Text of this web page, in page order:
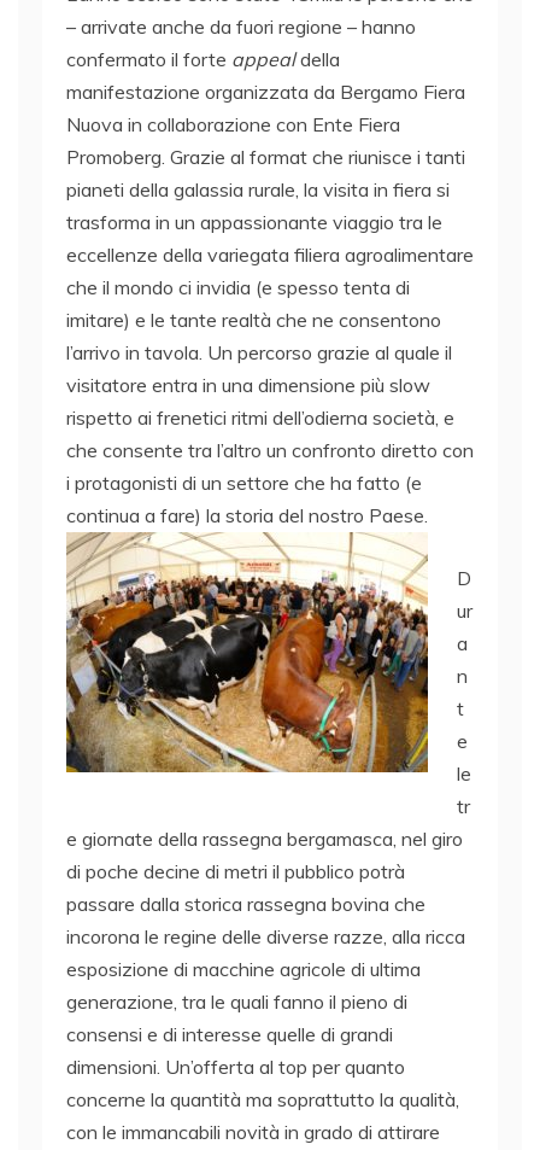
– arrivate anche da fuori regione – hanno
confermato il forte appealdella
manifestazione organizzata da Bergamo Fiera
Nuova in collaborazione con Ente Fiera
Promoberg. Grazie al format che riunisce i tanti
pianeti della galassia rurale, la visita in fiera si
trasforma in un appassionante viaggio tra le
eccellenze della variegata filiera agroalimentare
che il mondo ci invidia (e spesso tenta di
imitare) e le tante realtà che ne consentono
l’arrivo in tavola. Un percorso grazie al quale il
visitatore entra in una dimensione più slow
rispetto ai frenetici ritmi dell’odierna società, e
che consente tra l’altro un confronto diretto con
i protagonisti di un settore che ha fatto (e
continua a fare) la storia del nostro Paese.
D
ur
a
n
t
e
le
tr
e giornate della rassegna bergamasca, nel giro
di poche decine di metri il pubblico potrà
passare dalla storica rassegna bovina che
incorona le regine delle diverse razze, alla ricca
esposizione di macchine agricole di ultima
generazione, tra le quali fanno il pieno di
consensi e di interesse quelle di grandi
dimensioni. Un’offerta al top per quanto
concerne la quantità ma soprattutto la qualità,
con le immancabili novità in grado di attirare